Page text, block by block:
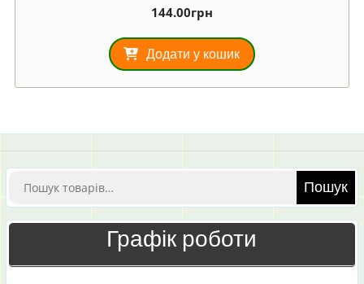
144.00грн
Додати у кошик
Шукати: Пошук
Графік роботи